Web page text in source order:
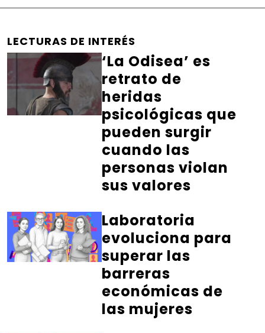
LECTURAS DE INTERÉS
‘La Odisea’ es
retrato de
heridas
psicológicas que
pueden surgir
cuando las
personas violan
sus valores
Laboratoria
evoluciona para
superar las
barreras
económicas de
las mujeres